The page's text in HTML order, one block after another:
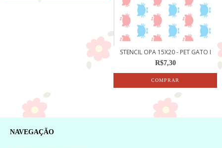
STENCIL OPA 15X20 - PET GATO I
R$7,30
NAVEGAÇÃO